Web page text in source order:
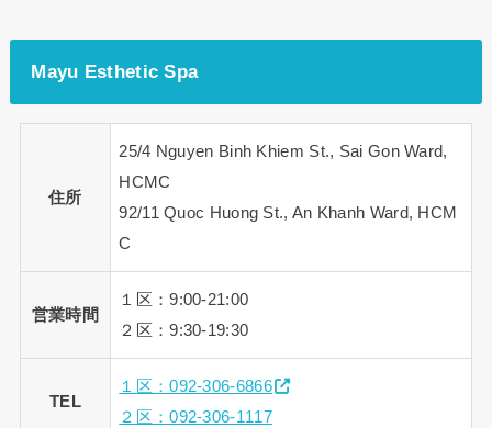
Mayu Esthetic Spa
住所
25/4 Nguyen Binh Khiem St., Sai Gon Ward,
HCMC
92/11 Quoc Huong St., An Khanh Ward, HCM
C
営業時間
１区：9:00-21:00
２区：9:30-19:30
TEL
１区：092-306-6866
２区：092-306-1117